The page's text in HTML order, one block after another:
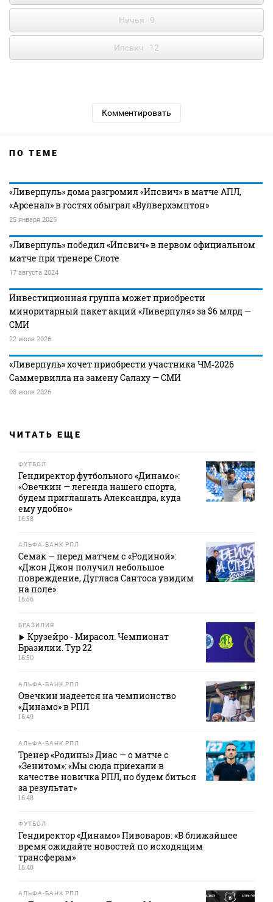
Ничья 9
Ипсвич 12
Комментировать
ПО ТЕМЕ
«Ливерпуль» дома разгромил «Ипсвич» в матче АПЛ,
«Арсенал» в гостях обыграл «Вулверхэмптон»
25 января 2025
«Ливерпуль» победил «Ипсвич» в первом официальном
матче при тренере Слоте
17 августа 2024
Инвестиционная группа может приобрести
миноритарный пакет акций «Ливерпуля» за $6 млрд —
СМИ
22 июля 2026
«Ливерпуль» хочет приобрести участника ЧМ‑2026
Саммервилла на замену Салаху — СМИ
08 июля 2026
ЧИТАТЬ ЕЩЕ
ФУТБОЛ
Гендиректор футбольного «Динамо»:
«Овечкин — легенда нашего спорта,
будем приглашать Александра, куда
ему удобно»
16:58
АЛЬФА-БАНК РПЛ
Семак — перед матчем с «Родиной»:
«Джон Джон получил небольшое
повреждение, Дугласа Сантоса увидим
на поле»
16:56
БРАЗИЛИЯ
Крузейро - Мирасол. Чемпионат
Бразилии. Тур 22
16:50
АЛЬФА-БАНК РПЛ
Овечкин надеется на чемпионство
«Динамо» в РПЛ
16:49
АЛЬФА-БАНК РПЛ
Тренер «Родины» Диас — о матче с
«Зенитом»: «Мы сюда приехали в
качестве новичка РПЛ, но будем биться
за результат»
16:48
ФУТБОЛ
Гендиректор «Динамо» Пивоваров: «В ближайшее
время ожидайте новостей по исходящим
трансферам»
16:48
АЛЬФА-БАНК РПЛ